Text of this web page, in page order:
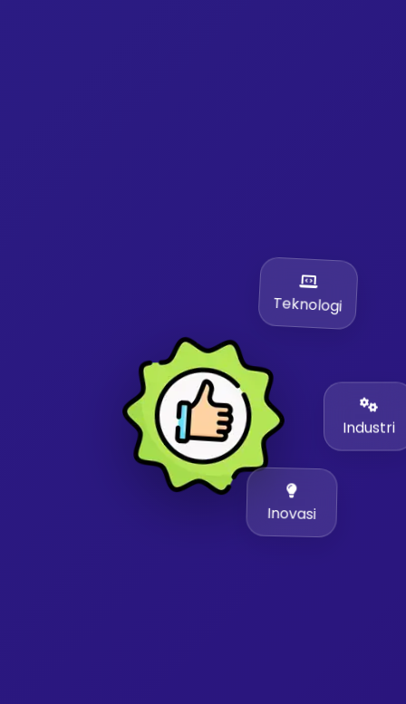
Teknologi
Industri
Inovasi